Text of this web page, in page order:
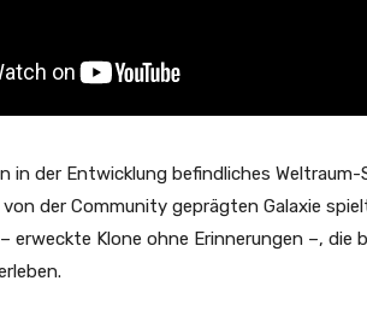
in der Entwicklung befindliches Weltraum-
der Community geprägten Galaxie
– erweckte Klone ohne Erinnerungen –, die